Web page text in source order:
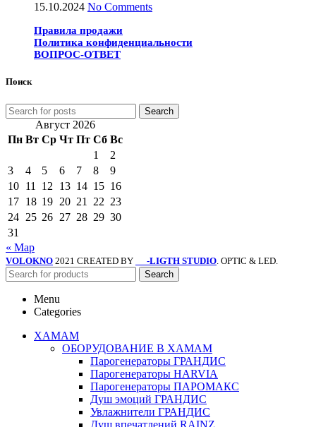
15.10.2024 No Comments
Правила продажи
Политика конфиденциальности
ВОПРОС-ОТВЕТ
Поиск
Search
Август 2026
Пн Вт Ср Чт Пт Сб Вс
1
2
3
4 5 6 7 8
9
10 11 12 13 14 15 16
17 18 19 20 21 22 23
24 25 26 27 28 29 30
31
« Мар
VOLOKNO 2021 CREATED BY -LIGTH STUDIO . OPTIC & LED.
Search
Menu
Categories
ХАМАМ
ОБОРУДОВАНИЕ В ХАМАМ
Парогенераторы ГРАНДИС
Парогенераторы HARVIA
Парогенераторы ПАРОМАКС
Душ эмоций ГРАНДИС
Увлажнители ГРАНДИС
Душ впечатлений RAINZ